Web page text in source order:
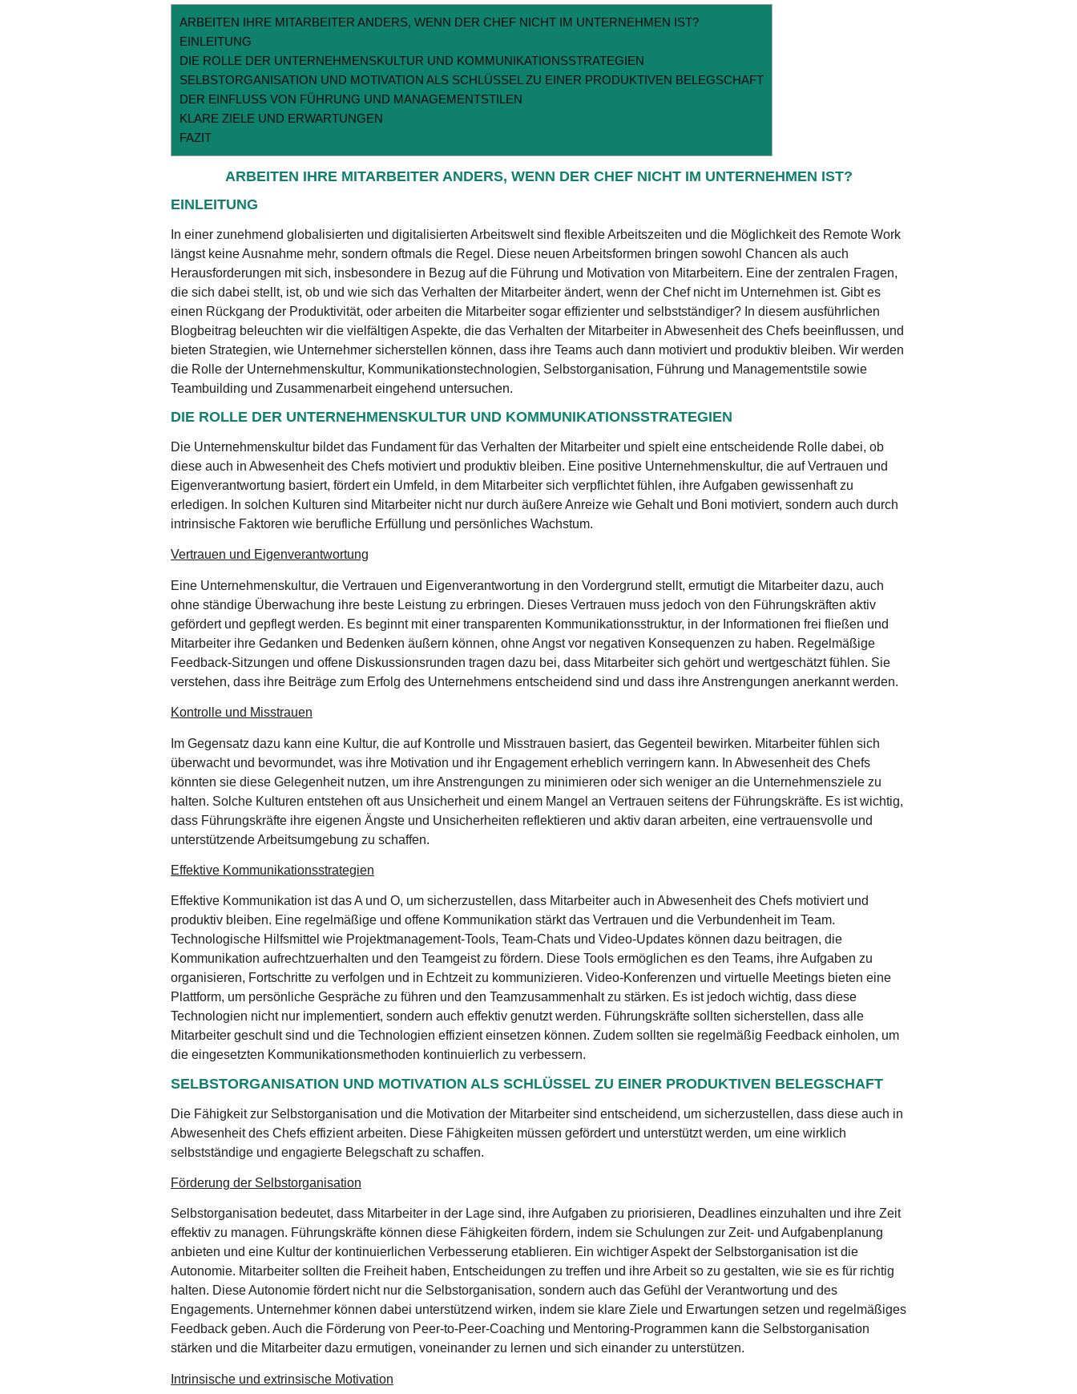
ARBEITEN IHRE MITARBEITER ANDERS, WENN DER CHEF NICHT IM UNTERNEHMEN IST?
EINLEITUNG
DIE ROLLE DER UNTERNEHMENSKULTUR UND KOMMUNIKATIONSSTRATEGIEN
SELBSTORGANISATION UND MOTIVATION ALS SCHLÜSSEL ZU EINER PRODUKTIVEN BELEGSCHAFT
DER EINFLUSS VON FÜHRUNG UND MANAGEMENTSTILEN
KLARE ZIELE UND ERWARTUNGEN
FAZIT
ARBEITEN IHRE MITARBEITER ANDERS, WENN DER CHEF NICHT IM UNTERNEHMEN IST?
EINLEITUNG
In einer zunehmend globalisierten und digitalisierten Arbeitswelt sind flexible Arbeitszeiten und die Möglichkeit des Remote Work
längst keine Ausnahme mehr, sondern oftmals die Regel. Diese neuen Arbeitsformen bringen sowohl Chancen als auch
Herausforderungen mit sich, insbesondere in Bezug auf die Führung und Motivation von Mitarbeitern. Eine der zentralen Fragen,
die sich dabei stellt, ist, ob und wie sich das Verhalten der Mitarbeiter ändert, wenn der Chef nicht im Unternehmen ist. Gibt es
einen Rückgang der Produktivität, oder arbeiten die Mitarbeiter sogar effizienter und selbstständiger? In diesem ausführlichen
Blogbeitrag beleuchten wir die vielfältigen Aspekte, die das Verhalten der Mitarbeiter in Abwesenheit des Chefs beeinflussen, und
bieten Strategien, wie Unternehmer sicherstellen können, dass ihre Teams auch dann motiviert und produktiv bleiben. Wir werden
die Rolle der Unternehmenskultur, Kommunikationstechnologien, Selbstorganisation, Führung und Managementstile sowie
Teambuilding und Zusammenarbeit eingehend untersuchen.
DIE ROLLE DER UNTERNEHMENSKULTUR UND KOMMUNIKATIONSSTRATEGIEN
Die Unternehmenskultur bildet das Fundament für das Verhalten der Mitarbeiter und spielt eine entscheidende Rolle dabei, ob
diese auch in Abwesenheit des Chefs motiviert und produktiv bleiben. Eine positive Unternehmenskultur, die auf Vertrauen und
Eigenverantwortung basiert, fördert ein Umfeld, in dem Mitarbeiter sich verpflichtet fühlen, ihre Aufgaben gewissenhaft zu
erledigen. In solchen Kulturen sind Mitarbeiter nicht nur durch äußere Anreize wie Gehalt und Boni motiviert, sondern auch durch
intrinsische Faktoren wie berufliche Erfüllung und persönliches Wachstum.
Vertrauen und Eigenverantwortung
Eine Unternehmenskultur, die Vertrauen und Eigenverantwortung in den Vordergrund stellt, ermutigt die Mitarbeiter dazu, auch
ohne ständige Überwachung ihre beste Leistung zu erbringen. Dieses Vertrauen muss jedoch von den Führungskräften aktiv
gefördert und gepflegt werden. Es beginnt mit einer transparenten Kommunikationsstruktur, in der Informationen frei fließen und
Mitarbeiter ihre Gedanken und Bedenken äußern können, ohne Angst vor negativen Konsequenzen zu haben. Regelmäßige
Feedback-Sitzungen und offene Diskussionsrunden tragen dazu bei, dass Mitarbeiter sich gehört und wertgeschätzt fühlen. Sie
verstehen, dass ihre Beiträge zum Erfolg des Unternehmens entscheidend sind und dass ihre Anstrengungen anerkannt werden.
Kontrolle und Misstrauen
Im Gegensatz dazu kann eine Kultur, die auf Kontrolle und Misstrauen basiert, das Gegenteil bewirken. Mitarbeiter fühlen sich
überwacht und bevormundet, was ihre Motivation und ihr Engagement erheblich verringern kann. In Abwesenheit des Chefs
könnten sie diese Gelegenheit nutzen, um ihre Anstrengungen zu minimieren oder sich weniger an die Unternehmensziele zu
halten. Solche Kulturen entstehen oft aus Unsicherheit und einem Mangel an Vertrauen seitens der Führungskräfte. Es ist wichtig,
dass Führungskräfte ihre eigenen Ängste und Unsicherheiten reflektieren und aktiv daran arbeiten, eine vertrauensvolle und
unterstützende Arbeitsumgebung zu schaffen.
Effektive Kommunikationsstrategien
Effektive Kommunikation ist das A und O, um sicherzustellen, dass Mitarbeiter auch in Abwesenheit des Chefs motiviert und
produktiv bleiben. Eine regelmäßige und offene Kommunikation stärkt das Vertrauen und die Verbundenheit im Team.
Technologische Hilfsmittel wie Projektmanagement-Tools, Team-Chats und Video-Updates können dazu beitragen, die
Kommunikation aufrechtzuerhalten und den Teamgeist zu fördern. Diese Tools ermöglichen es den Teams, ihre Aufgaben zu
organisieren, Fortschritte zu verfolgen und in Echtzeit zu kommunizieren. Video-Konferenzen und virtuelle Meetings bieten eine
Plattform, um persönliche Gespräche zu führen und den Teamzusammenhalt zu stärken. Es ist jedoch wichtig, dass diese
Technologien nicht nur implementiert, sondern auch effektiv genutzt werden. Führungskräfte sollten sicherstellen, dass alle
Mitarbeiter geschult sind und die Technologien effizient einsetzen können. Zudem sollten sie regelmäßig Feedback einholen, um
die eingesetzten Kommunikationsmethoden kontinuierlich zu verbessern.
SELBSTORGANISATION UND MOTIVATION ALS SCHLÜSSEL ZU EINER PRODUKTIVEN BELEGSCHAFT
Die Fähigkeit zur Selbstorganisation und die Motivation der Mitarbeiter sind entscheidend, um sicherzustellen, dass diese auch in
Abwesenheit des Chefs effizient arbeiten. Diese Fähigkeiten müssen gefördert und unterstützt werden, um eine wirklich
selbstständige und engagierte Belegschaft zu schaffen.
Förderung der Selbstorganisation
Selbstorganisation bedeutet, dass Mitarbeiter in der Lage sind, ihre Aufgaben zu priorisieren, Deadlines einzuhalten und ihre Zeit
effektiv zu managen. Führungskräfte können diese Fähigkeiten fördern, indem sie Schulungen zur Zeit- und Aufgabenplanung
anbieten und eine Kultur der kontinuierlichen Verbesserung etablieren. Ein wichtiger Aspekt der Selbstorganisation ist die
Autonomie. Mitarbeiter sollten die Freiheit haben, Entscheidungen zu treffen und ihre Arbeit so zu gestalten, wie sie es für richtig
halten. Diese Autonomie fördert nicht nur die Selbstorganisation, sondern auch das Gefühl der Verantwortung und des
Engagements. Unternehmer können dabei unterstützend wirken, indem sie klare Ziele und Erwartungen setzen und regelmäßiges
Feedback geben. Auch die Förderung von Peer-to-Peer-Coaching und Mentoring-Programmen kann die Selbstorganisation
stärken und die Mitarbeiter dazu ermutigen, voneinander zu lernen und sich einander zu unterstützen.
Intrinsische und extrinsische Motivation